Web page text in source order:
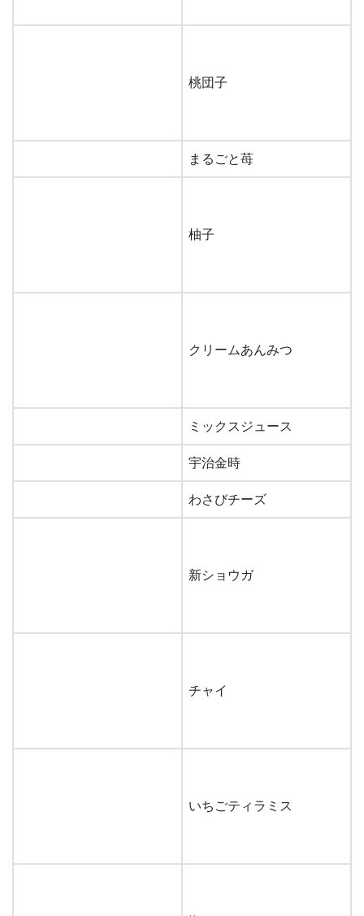
桃団子
まるごと苺
柚子
クリームあんみつ
ミックスジュース
宇治金時
わさびチーズ
新ショウガ
チャイ
いちごティラミス